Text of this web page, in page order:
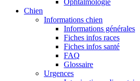
Ophtalmologie
Chien
Informations chien
Informations générales
Fiches infos races
Fiches infos santé
FAQ
Glossaire
Urgences